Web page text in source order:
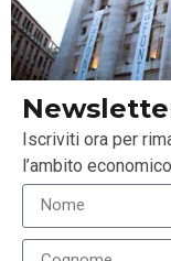
Iscriviti ora per
l’ambito